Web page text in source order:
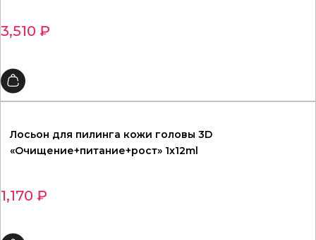
3,510 ₽
Лосьон для пилинга кожи головы 3D
«Очищение+питание+рост» 1x12ml
1,170 ₽